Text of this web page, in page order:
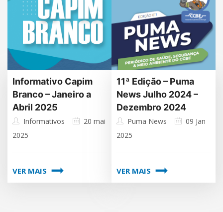
Informativo Capim
Branco – Janeiro a
Abril 2025
Informativos
20 mai
2025
VER MAIS
11ª Edição – Puma
News Julho 2024 –
Dezembro 2024
Puma News
09 Jan
2025
VER MAIS